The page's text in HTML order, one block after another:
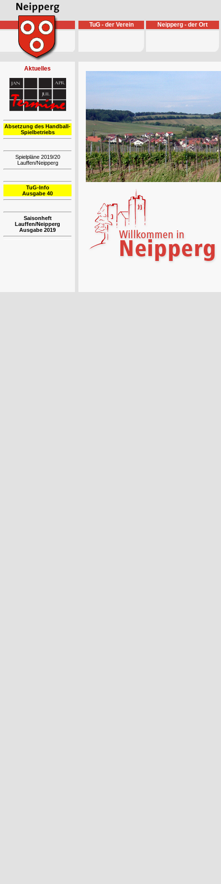
TuG - der Verein Neipperg - der Ort
Aktuelles
Absetzung des Handball-
Spielbetriebs
Spielpläne 2019/20
Lauffen/Neipperg
TuG-Info
Ausgabe 40
Saisonheft
Lauffen/Neipperg
Ausgabe 2019